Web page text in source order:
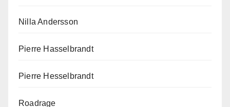
Nilla Andersson
Pierre Hasselbrandt
Pierre Hesselbrandt
Roadrage